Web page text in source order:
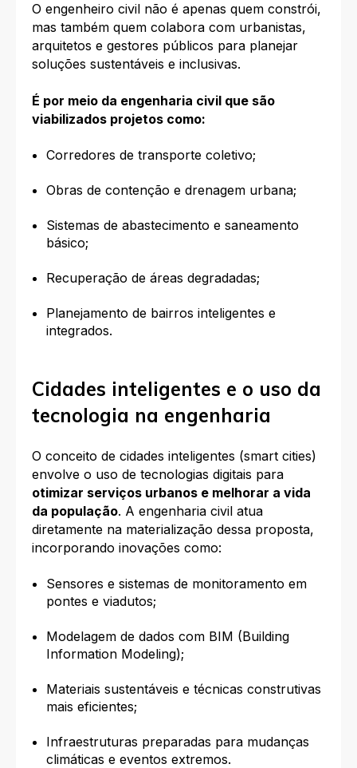
O engenheiro civil não é apenas quem constrói,
mas também quem colabora com urbanistas,
arquitetos e gestores públicos para planejar
soluções sustentáveis e inclusivas.
É por meio da engenharia civil que são
viabilizados projetos como:
Corredores de transporte coletivo;
Obras de contenção e drenagem urbana;
Sistemas de abastecimento e saneamento
básico;
Recuperação de áreas degradadas;
Planejamento de bairros inteligentes e
integrados.
Cidades inteligentes e o uso da
tecnologia na engenharia
O conceito de cidades inteligentes (smart cities)
envolve o uso de tecnologias digitais para
otimizar serviços urbanos e melhorar a vida
da população. A engenharia civil atua
diretamente na materialização dessa proposta,
incorporando inovações como:
Sensores e sistemas de monitoramento em
pontes e viadutos;
Modelagem de dados com BIM (Building
Information Modeling);
Materiais sustentáveis e técnicas construtivas
mais eficientes;
Infraestruturas preparadas para mudanças
climáticas e eventos extremos.